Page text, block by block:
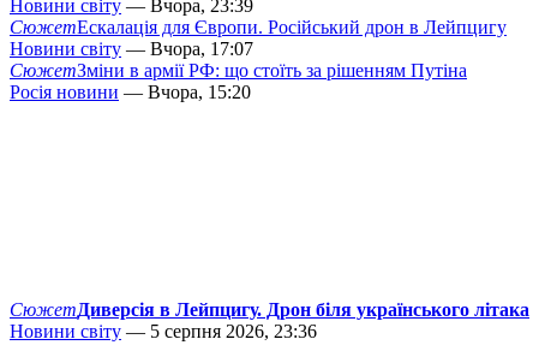
Новини світу — Вчора, 23:39
СюжетЕскалація для Європи. Російський дрон в Лейпцигу
Новини світу — Вчора, 17:07
СюжетЗміни в армії РФ: що стоїть за рішенням Путіна
Росія новини — Вчора, 15:20
СюжетДиверсія в Лейпцигу. Дрон біля українського літака
Новини світу — 5 серпня 2026, 23:36